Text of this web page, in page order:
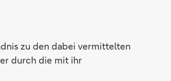
zu den dabei vermittelten
durch die mit ihr